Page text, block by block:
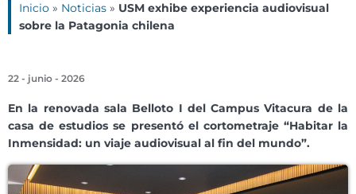
Inicio » Noticias » USM exhibe experiencia audiovisual
sobre la Patagonia chilena
22 - junio - 2026
En la renovada sala Belloto I del Campus Vitacura de la
casa de estudios se presentó el cortometraje “Habitar la
Inmensidad: un viaje audiovisual al fin del mundo”.